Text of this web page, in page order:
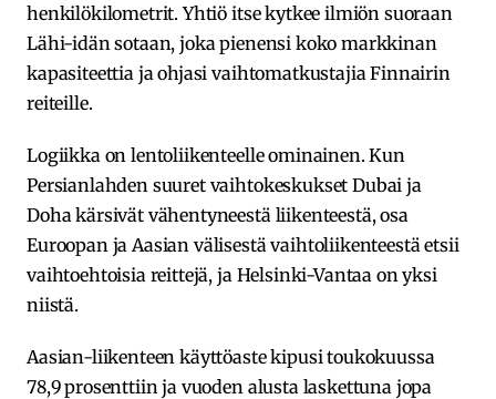
henkilökilometrit. Yhtiö itse kytkee ilmiön suoraan
Lähi-idän sotaan, joka pienensi koko markkinan
kapasiteettia ja ohjasi vaihtomatkustajia Finnairin
reiteille.
Logiikka on lentoliikenteelle ominainen. Kun
Persianlahden suuret vaihtokeskukset Dubai ja
Doha kärsivät vähentyneestä liikenteestä, osa
Euroopan ja Aasian välisestä vaihtoliikenteestä etsii
vaihtoehtoisia reittejä, ja Helsinki-Vantaa on yksi
niistä.
Aasian-liikenteen käyttöaste kipusi toukokuussa
78,9 prosenttiin ja vuoden alusta laskettuna jopa